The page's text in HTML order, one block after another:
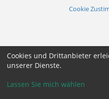
Cookie
Cookies und Drittanbieter
unserer Dienste.
Lassen Sie mich wählen